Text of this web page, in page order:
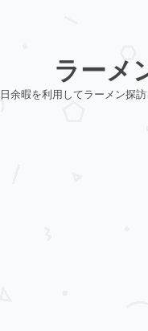
ラーメ
余暇を利用してラーメン探